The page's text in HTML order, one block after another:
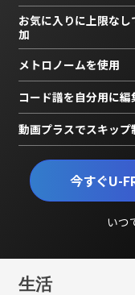
今すぐU-
いつ
お気に入りに上限なし
加
メトロノームを使用
コード譜を自分用に編
動画プラスでスキップ
生活